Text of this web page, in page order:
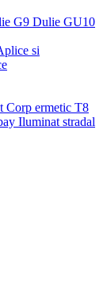
G9 Dulie GU10
si
Corp ermetic T8
Iluminat stradal